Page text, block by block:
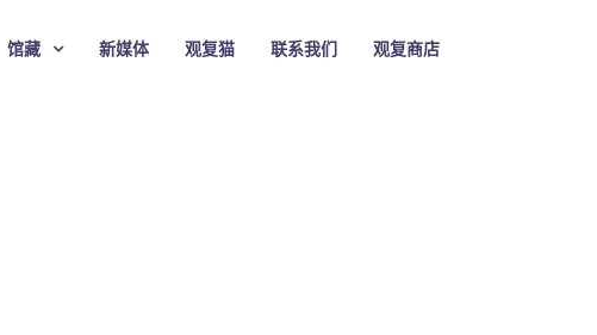
馆藏 新媒体 观复猫 联系我们 观复商店